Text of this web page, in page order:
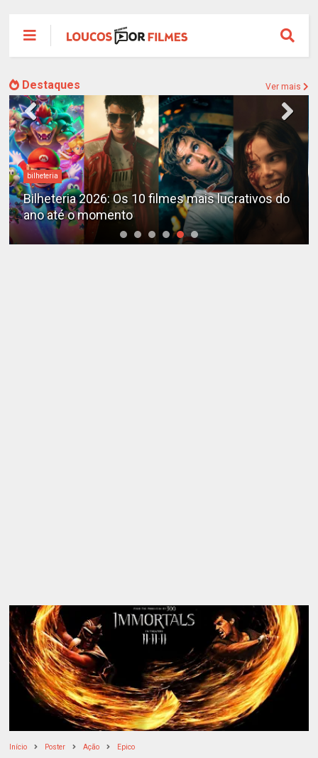
Destaques Ver mais
bilheteria
Bilheteria 2026: Os 10 filmes mais lucrativos do
ano até o momento
Início Poster Ação Epico